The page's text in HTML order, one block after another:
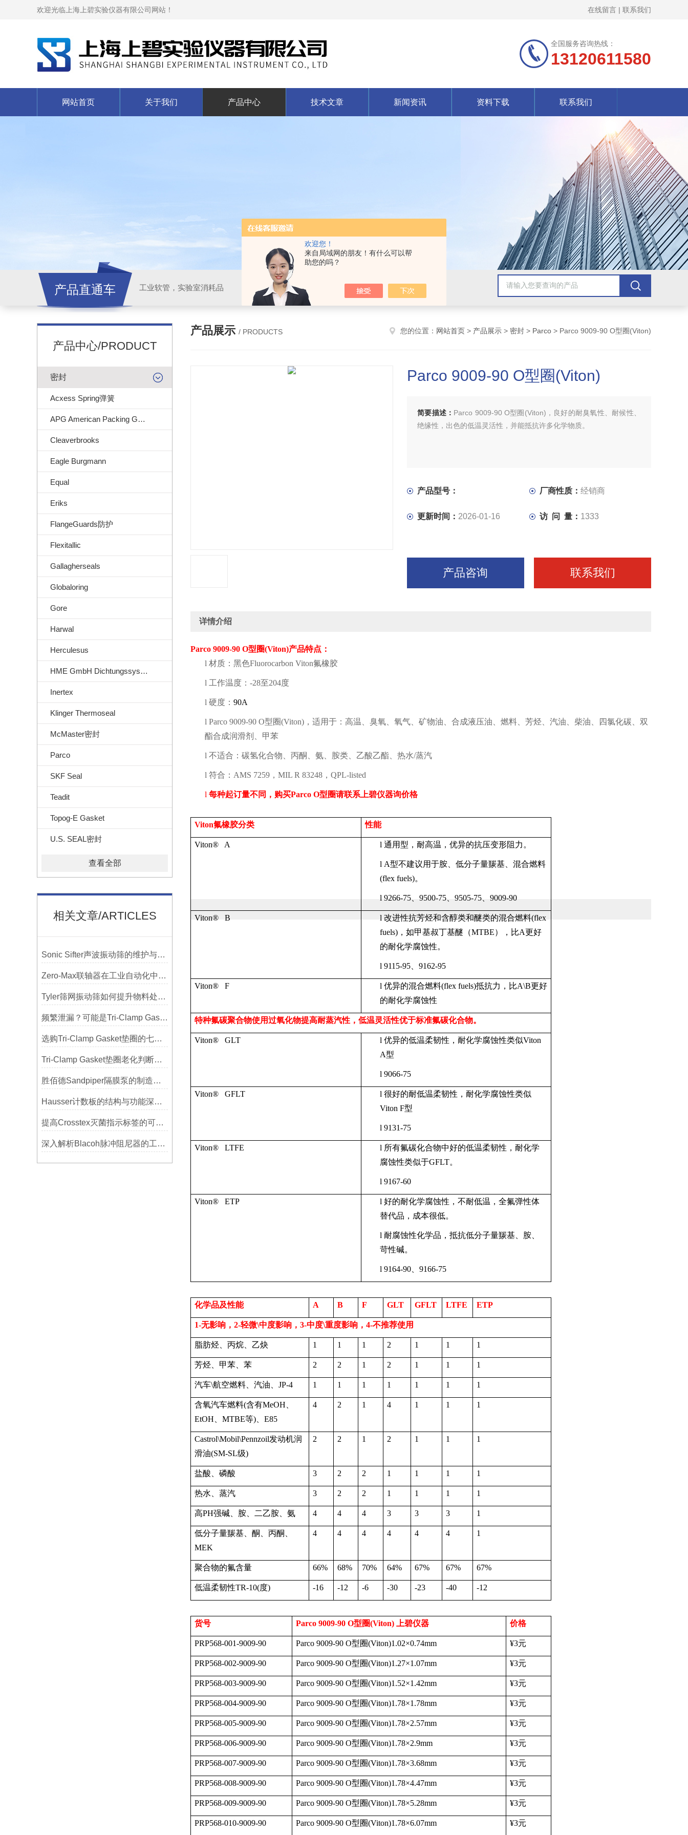
欢迎您！
来自局域网的朋友！有什么可以帮
助您的吗？
欢迎光临上海上碧实验仪器有限公司网站！ 在线留言 | 联系我们
全国服务咨询热线：
13120611580
网站首页 关于我们 产品中心 技术文章 新闻资讯 资料下载 联系我们
产品直通车 工业软管，实验室消耗品
产品中心/PRODUCT
密封
Acxess Spring弹簧
APG American Packing Gasket
Cleaverbrooks
Eagle Burgmann
Equal
Eriks
FlangeGuards防护
Flexitallic
Gallagherseals
Globaloring
Gore
Harwal
Herculesus
HME GmbH Dichtungssysteme
Inertex
Klinger Thermoseal
McMaster密封
Parco
SKF Seal
Teadit
Topog-E Gasket
U.S. SEAL密封
查看全部
相关文章/ARTICLES
Sonic Sifter声波振动筛的维护与保养指南
Zero-Max联轴器在工业自动化中的关键作用
Tyler筛网振动筛如何提升物料处理能力
频繁泄漏？可能是Tri-Clamp Gasket垫圈安装的这5个误区导致的
选购Tri-Clamp Gasket垫圈的七大要点
Tri-Clamp Gasket垫圈老化判断，定期更换维护要点
胜佰德Sandpiper隔膜泵的制造工艺和技术难点
Hausser计数板的结构与功能深度解析
提高Crosstex灭菌指示标签的可见性和识别度的方法
深入解析Blacoh脉冲阻尼器的工作原理与应用
产品展示 / PRODUCTS 您的位置： 网站首页 > 产品展示 > 密封 > Parco > Parco 9009-90 O型圈(Viton)
Parco 9009-90 O型圈(Viton)
简要描述： Parco 9009-90 O型圈(Viton)，良好的耐臭氧性、耐候性、
绝缘性，出色的低温灵活性，并能抵抗许多化学物质。
产品型号： 厂商性质： 经销商
更新时间： 2026-01-16 访 问 量： 1333
产品咨询 联系我们
详情介绍
Parco 9009-90 O型圈(Viton)产品特点：
l 材质：黑色Fluorocarbon Viton氟橡胶
l 工作温度： -28至204度
l 硬度： 90A
l Parco 9009-90 O型圈(Viton) ，适用于：高温、臭氧、氧气、矿物油、合成液压油、燃料、芳烃、汽油、柴油、四氯化碳、双
酯合成润滑剂、甲苯
l 不适合：碳氢化合物、丙酮、氨、胺类、乙酸乙酯、热水/蒸汽
l 符合： AMS 7259 ， MIL R 83248 ， QPL-listed
l 每种起订量不同，购买Parco O型圈请联系上碧仪器询价格
Viton氟橡胶分类 性能
Viton® A l 通用型，耐高温，优异的抗压变形阻力。
l A型不建议用于胺、低分子量羰基、混合燃料
(flex fuels)。
l 9266-75、 9500-75、 9505-75、 9009-90
Viton® B l 改进性抗芳烃和含醇类和醚类的混合燃料(flex
fuels) ，如甲基叔丁基醚（MTBE），比A更好
的耐化学腐蚀性。
l 9115-95 9162-95
Viton® F l 优异的混合燃料(flex fuels)抵抗力，比A\B更好
的耐化学腐蚀性
特种氟碳聚合物使用过氧化物提高耐蒸汽性，低温灵活性优于标准氟碳化合物。
Viton® GLT l 优异的低温柔韧性，耐化学腐蚀性类似Viton
A型
l 9066-75
Viton® GFLT l 很好的耐低温柔韧性，耐化学腐蚀性类似
Viton F型
l 9131-75
Viton® LTFE l 所有氟碳化合物中好的低温柔韧性，耐化学
腐蚀性类似于GFLT。
l 9167-60
Viton® ETP l 好的耐化学腐蚀性，不耐低温，全氟弹性体
替代品，成本很低。
l 耐腐蚀性化学品，抵抗低分子量羰基、胺、
苛性碱。
l 9164-90 9166-75
化学品及性能 A B F GLT GFLT LTFE ETP
1-无影响， 2-轻微\中度影响， 3-中度\重度影响， 4-不推荐使用
脂肪烃、丙烷、乙炔 1 1 1 2 1 1 1
芳烃、甲苯、苯 2 2 1 2 1 1 1
汽车\航空燃料、汽油、 JP-4 1 1 1 1 1 1 1
含氧汽车燃料(含有MeOH
EtOH
MTBE等) E85
4 2 1 4 1 1 1
Castrol\Mobil\Pennzoil发动机润
滑油(SM-SL级)
2 2 1 2 1 1 1
盐酸、磷酸 3 2 2 1 1 1 1
热水、蒸汽 3 2 2 1 1 1 1
高PH强碱、胺、二乙胺、氨 4 4 4 3 3 3 1
低分子量羰基、酮、丙酮、
MEK
4 4 4 4 4 4 1
聚合物的氟含量 66% 68% 70% 64% 67% 67% 67%
低温柔韧性TR-10(度) -16 -12 -6 -30 -23 -40 -12
货号 Parco 9009-90 O型圈(Viton) 上碧仪器 价格
PRP568-001-9009-90 Parco 9009-90 O型圈(Viton)1.02×0.74mm ¥3元
PRP568-002-9009-90 Parco 9009-90 O型圈(Viton)1.27×1.07mm ¥3元
PRP568-003-9009-90 Parco 9009-90 O型圈(Viton)1.52×1.42mm ¥3元
PRP568-004-9009-90 Parco 9009-90 O型圈(Viton)1.78×1.78mm ¥3元
PRP568-005-9009-90 Parco 9009-90 O型圈(Viton)1.78×2.57mm ¥3元
PRP568-006-9009-90 Parco 9009-90 O型圈(Viton)1.78×2.9mm ¥3元
PRP568-007-9009-90 Parco 9009-90 O型圈(Viton)1.78×3.68mm ¥3元
PRP568-008-9009-90 Parco 9009-90 O型圈(Viton)1.78×4.47mm ¥3元
PRP568-009-9009-90 Parco 9009-90 O型圈(Viton)1.78×5.28mm ¥3元
PRP568-010-9009-90 Parco 9009-90 O型圈(Viton)1.78×6.07mm ¥3元